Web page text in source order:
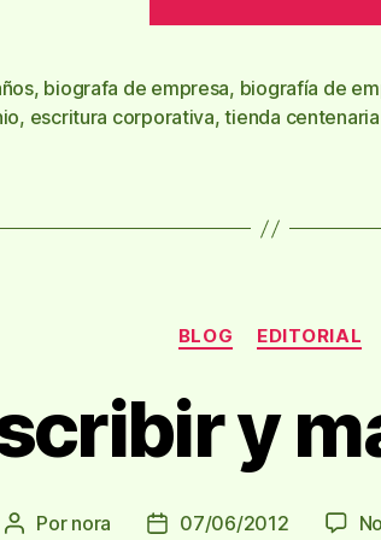
, biografa de empresa, biografía de
, escritura corporativa,tienda centenaria
Categorías
BLOG EDITORIAL
y
Autor
Por nora
Fecha07/06/2012